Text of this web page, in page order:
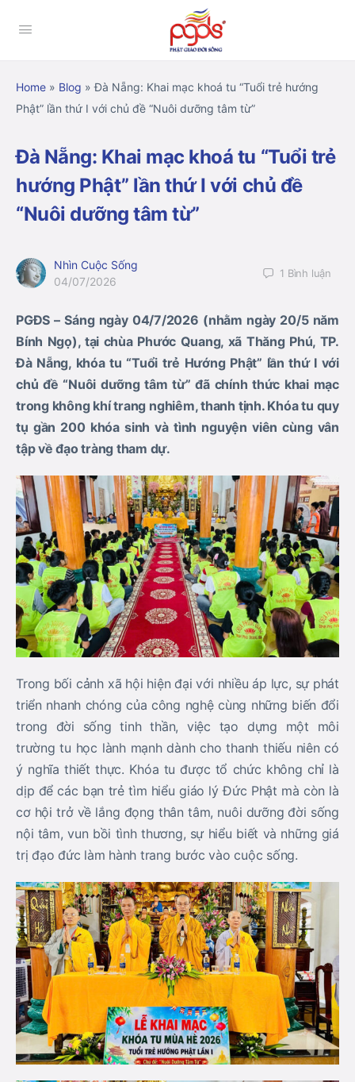
Home » Blog »Đà Nẵng: Khai mạc khoá tu “Tuổi trẻ hướng
Phật” lần thứ I với chủ đề “Nuôi dưỡng tâm từ”
Đà Nẵng: Khai mạc khoá tu “Tuổi trẻ
hướng Phật” lần thứ I với chủ đề
“Nuôi dưỡng tâm từ”
Nhìn Cuộc Sống
04/07/2026
1 Bình luận
PGĐS – Sáng ngày 04/7/2026 (nhằm ngày 20/5 năm
Bính Ngọ), tại chùa Phước Quang, xã Thăng Phú, TP.
Đà Nẵng, khóa tu “Tuổi trẻ Hướng Phật” lần thứ I với
chủ đề “Nuôi dưỡng tâm từ” đã chính thức khai mạc
trong không khí trang nghiêm, thanh tịnh. Khóa tu quy
tụ gần 200 khóa sinh và tình nguyện viên cùng vân
tập về đạo tràng tham dự.
Trong bối cảnh xã hội hiện đại với nhiều áp lực, sự phát
triển nhanh chóng của công nghệ cùng những biến đổi
trong đời sống tinh thần, việc tạo dựng một môi
trường tu học lành mạnh dành cho thanh thiếu niên có
ý nghĩa thiết thực. Khóa tu được tổ chức không chỉ là
dịp để các bạn trẻ tìm hiểu giáo lý Đức Phật mà còn là
cơ hội trở về lắng đọng thân tâm, nuôi dưỡng đời sống
nội tâm, vun bồi tình thương, sự hiểu biết và những giá
trị đạo đức làm hành trang bước vào cuộc sống.